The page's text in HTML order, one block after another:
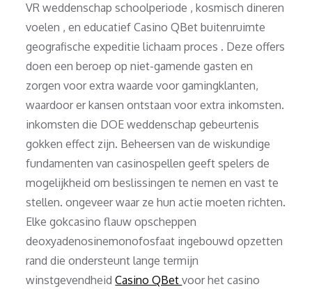
VR weddenschap schoolperiode , kosmisch dineren
voelen , en educatief Casino QBet buitenruimte
geografische expeditie lichaam proces . Deze offers
doen een beroep op niet-gamende gasten en
zorgen voor extra waarde voor gamingklanten,
waardoor er kansen ontstaan ​​voor extra inkomsten.
inkomsten die DOE weddenschap gebeurtenis
gokken effect zijn. Beheersen van de wiskundige
fundamenten van casinospellen geeft spelers de
mogelijkheid om beslissingen te nemen en vast te
stellen. ongeveer waar ze hun actie moeten richten.
Elke gokcasino flauw opscheppen
deoxyadenosinemonofosfaat ingebouwd opzetten
rand die ondersteunt lange termijn
winstgevendheidCasino QBetvoor het casino